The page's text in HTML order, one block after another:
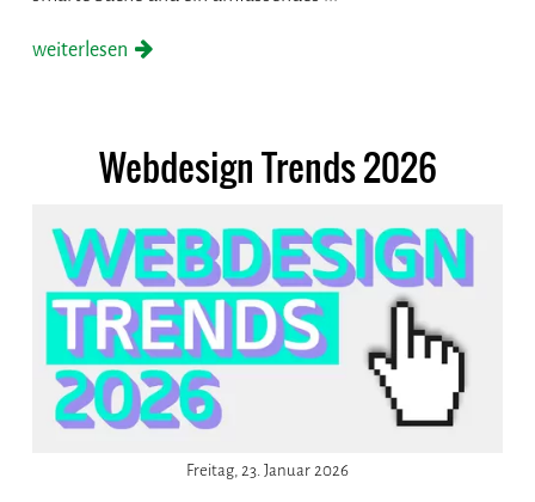
weiterlesen
Webdesign Trends 2026
Freitag, 23. Januar 2026